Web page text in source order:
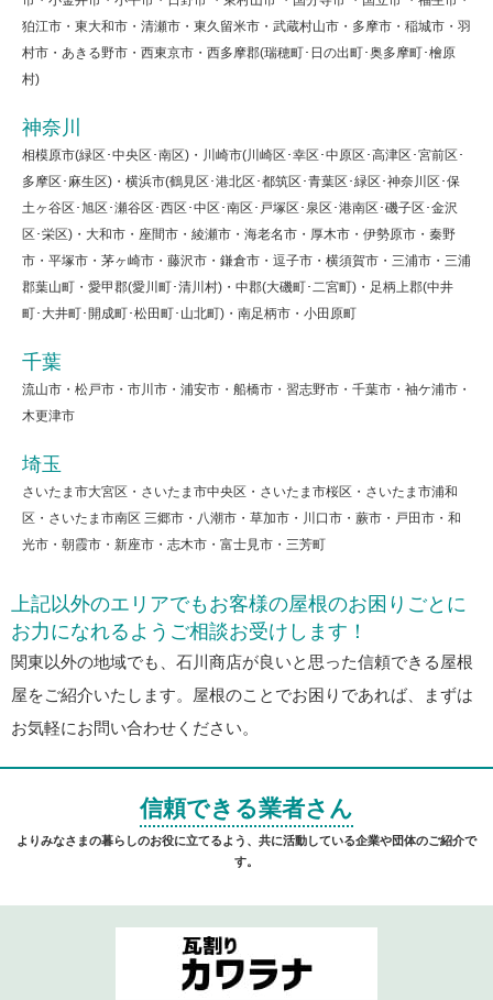
狛江市・東大和市・清瀬市・東久留米市・武蔵村山市・多摩市・稲城市・羽
村市・あきる野市・西東京市・西多摩郡(瑞穂町･日の出町･奥多摩町･檜原
村)
神奈川
相模原市(緑区･中央区･南区)・川崎市(川崎区･幸区･中原区･高津区･宮前区･
多摩区･麻生区)・横浜市(鶴見区･港北区･都筑区･青葉区･緑区･神奈川区･保
土ヶ谷区･旭区･瀬谷区･西区･中区･南区･戸塚区･泉区･港南区･磯子区･金沢
区･栄区)・大和市・座間市・綾瀬市・海老名市・厚木市・伊勢原市・秦野
市・平塚市・茅ヶ崎市・藤沢市・鎌倉市・逗子市・横須賀市・三浦市・三浦
郡葉山町・愛甲郡(愛川町･清川村)・中郡(大磯町･二宮町)・足柄上郡(中井
町･大井町･開成町･松田町･山北町)・南足柄市・小田原町
千葉
流山市・松戸市・市川市・浦安市・船橋市・習志野市・千葉市・袖ケ浦市・
木更津市
埼玉
さいたま市大宮区・さいたま市中央区・さいたま市桜区・さいたま市浦和
区・さいたま市南区 三郷市・八潮市・草加市・川口市・蕨市・戸田市・和
光市・朝霞市・新座市・志木市・富士見市・三芳町
上記以外のエリアでもお客様の屋根のお困りごとに
お力になれるようご相談お受けします！
関東以外の地域でも、石川商店が良いと思った信頼できる屋根
屋をご紹介いたします。屋根のことでお困りであれば、まずは
お気軽にお問い合わせください。
信頼できる業者さん
よりみなさまの暮らしのお役に立てるよう、共に活動している企業や団体のご紹介で
す。